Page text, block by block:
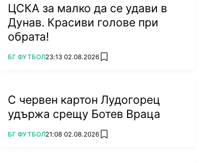
ЦСКА за малко да се удави в
Дунав. Красиви голове при
обрата!
ПОВЕЧЕ ОТ
БГ ФУТБОЛ23:13 02.08.2026 add favorites
С червен картон Лудогорец
удържа срещу Ботев Враца
ПОВЕЧЕ ОТ
БГ ФУТБОЛ21:08 02.08.2026 add favorites